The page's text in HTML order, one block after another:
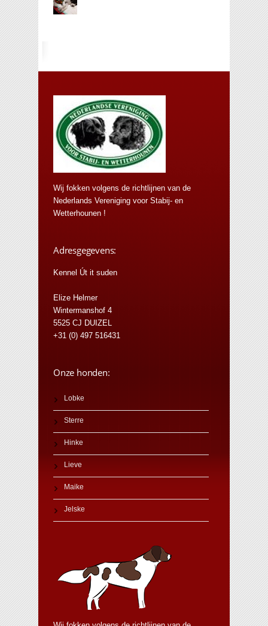
Wij fokken volgens de richtlijnen van de
Nederlands Vereniging voor Stabij- en
Wetterhounen !
Adresgegevens:
Kennel Út it suden
Elize Helmer
Wintermanshof 4
5525 CJ DUIZEL
+31 (0) 497 516431
Onze honden:
Lobke
Sterre
Hinke
Lieve
Maike
Jelske